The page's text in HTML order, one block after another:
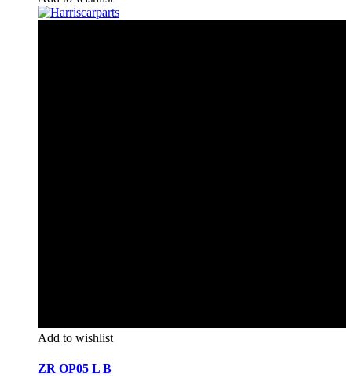
Add to wishlist
ZR OP05 L B